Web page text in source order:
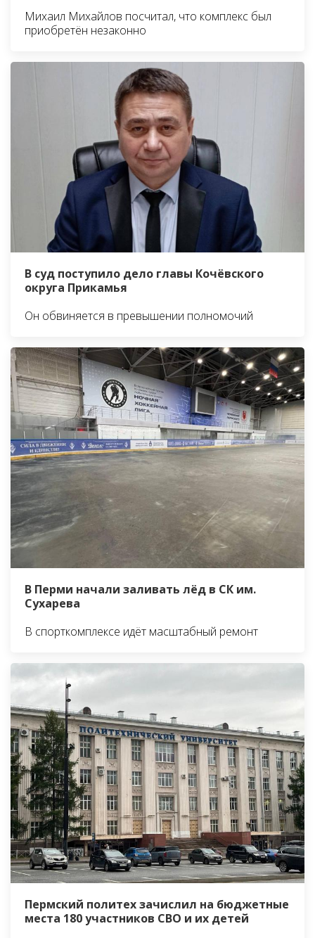
Михаил Михайлов посчитал, что комплекс был
приобретён незаконно
В суд поступило дело главы Кочёвского
округа Прикамья
Он обвиняется в превышении полномочий
В Перми начали заливать лёд в СК им.
Сухарева
В спорткомплексе идёт масштабный ремонт
Пермский политех зачислил на бюджетные
места 180 участников СВО и их детей